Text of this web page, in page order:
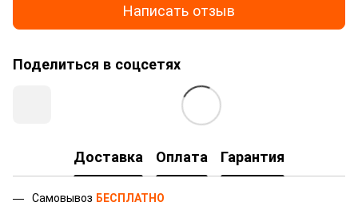
Написать отзыв
Поделиться в соцсетях
Доставка Оплата Гарантия
Самовывоз БЕСПЛАТНО